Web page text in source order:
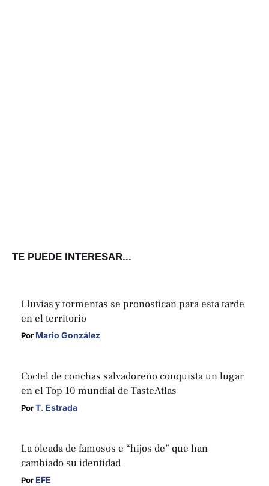
TE PUEDE INTERESAR...
Lluvias y tormentas se pronostican para esta tarde
en el territorio
Por Mario González
Coctel de conchas salvadoreño conquista un lugar
en el Top 10 mundial de TasteAtlas
Por T. Estrada
La oleada de famosos e “hijos de” que han
cambiado su identidad
Por EFE